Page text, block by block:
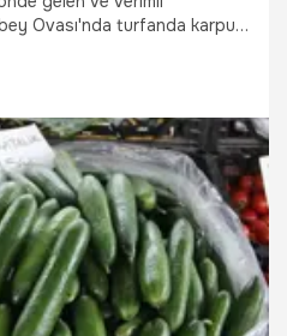
Ovası'nda turfanda karpuz